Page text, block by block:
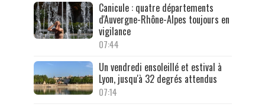
Canicule : quatre départements
d'Auvergne-Rhône-Alpes toujours en
vigilance
07:44
Un vendredi ensoleillé et estival à
Lyon, jusqu'à 32 degrés attendus
07:14